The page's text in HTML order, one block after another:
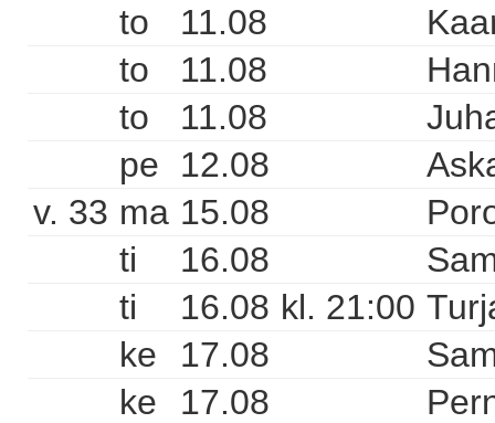
to
11.08
to
11.08
to
11.08
pe
12.08
v. 33 ma 15.08
ti
16.08
ti
16.08 kl. 21:00
ke
17.08
ke
17.08